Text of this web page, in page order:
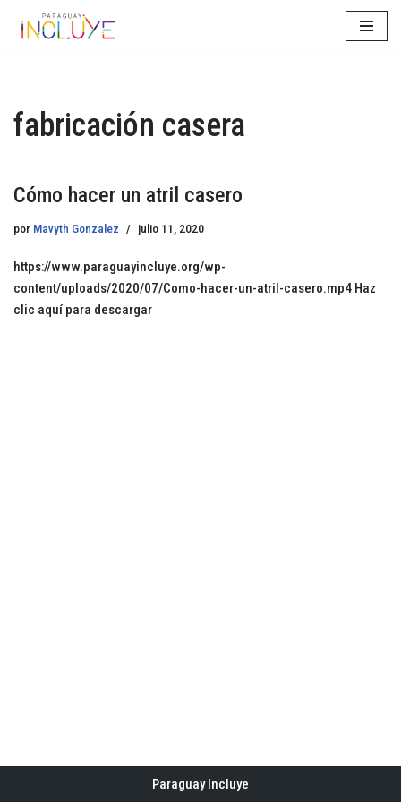
fabricación casera
Cómo hacer un atril casero
por Mavyth Gonzalez julio 11, 2020
https://www.paraguayincluye.org/wp-
content/uploads/2020/07/Como-hacer-un-atril-casero.mp4 Haz
clic aquí para descargar
Paraguay Incluye